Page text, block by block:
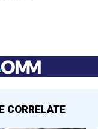
CORRELATE